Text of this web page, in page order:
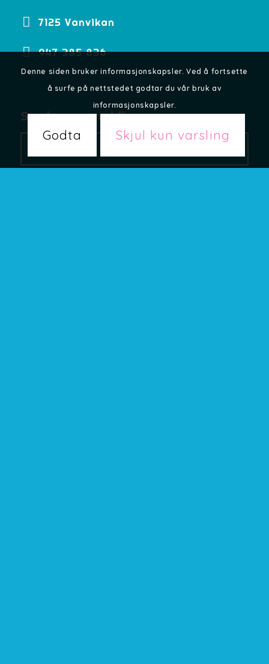
7125 Vanvikan
947 385 836
Send oss en melding
Denne siden bruker informasjonskapsler. Ved å fortsette
å surfe på nettstedet godtar du vår bruk av
informasjonskapsler.
Godta Skjul kun varsling